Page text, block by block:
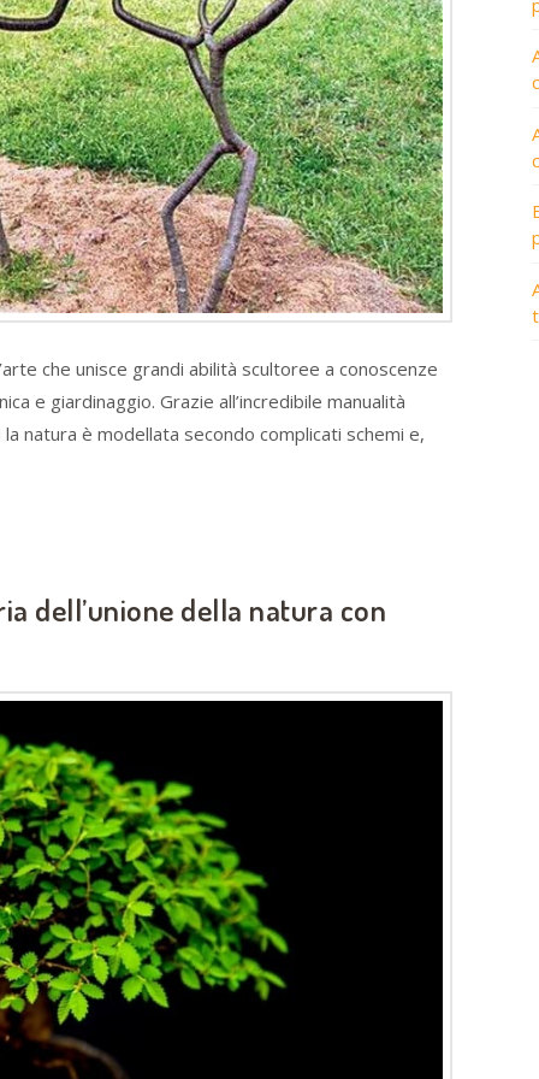
che unisce grandi abilità scultoree a conoscenze
e giardinaggio. Grazie all’incredibile manualità
natura è modellata secondo complicati schemi e,
dell’unione della natura con